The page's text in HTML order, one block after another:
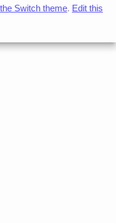
Switch theme. Edit this